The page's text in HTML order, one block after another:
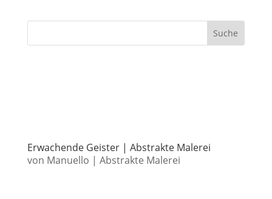
Erwachende Geister | Abstrakte Malerei
von Manuello | Abstrakte Malerei